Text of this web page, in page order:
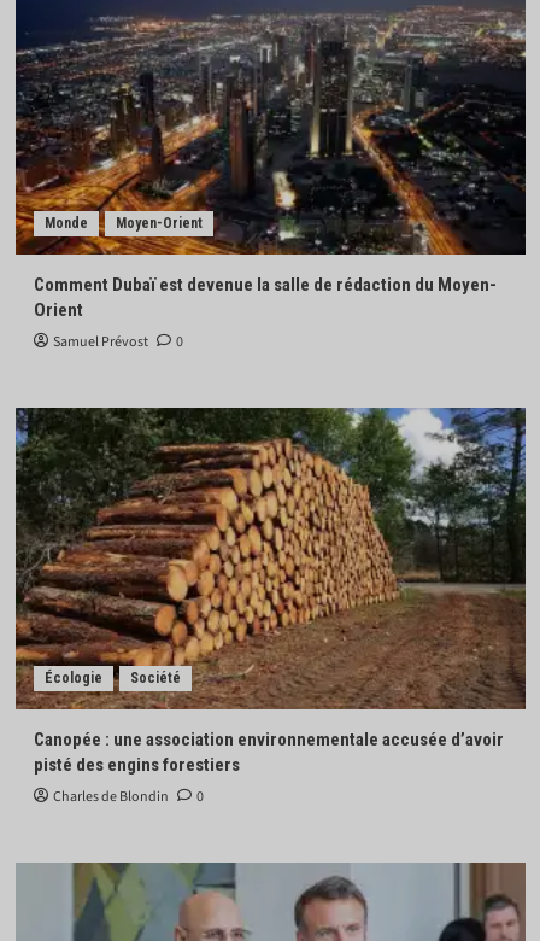
Monde Moyen-Orient
Comment Dubaï est devenue la salle de rédaction du Moyen-
Orient
Samuel Prévost 0
Écologie Société
Canopée : une association environnementale accusée d’avoir
pisté des engins forestiers
Charles de Blondin 0